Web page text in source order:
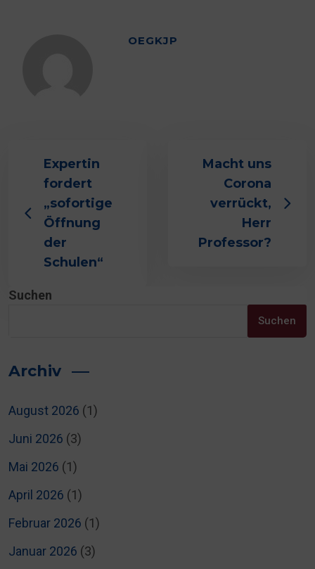
OEGKJP
Expertin
fordert
„sofortige
Öffnung
der
Schulen“
Macht uns
Corona
verrückt,
Herr
Professor?
Suchen
Suchen
Archiv
August 2026 (1)
Juni 2026 (3)
Mai 2026 (1)
April 2026 (1)
Februar 2026 (1)
Januar 2026 (3)